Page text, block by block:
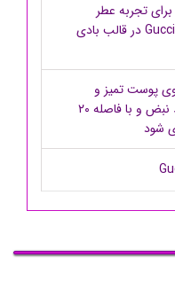
تجربه عطر
پرطرفدار Gucci Bloom در قالب بادی
پوست تمیز و
خشک، روی نقاط نبض و با فاصله ۲۰
شود